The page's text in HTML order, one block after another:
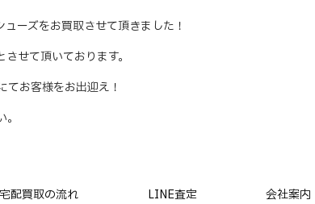
ーズをお買取させて頂きました！
せて頂いております。
お客様をお出迎え！
宅配買取の流れ LINE査定 会社案内